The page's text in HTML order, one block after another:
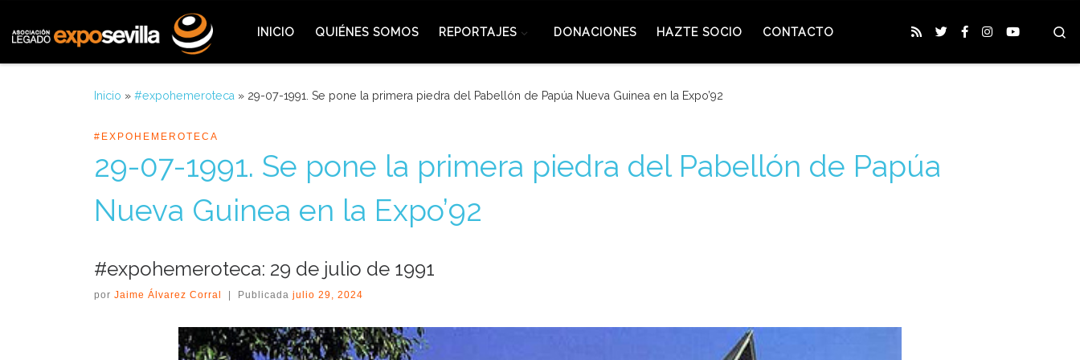
INICIO QUIÉNES SOMOS REPORTAJES DONACIONES HAZTE SOCIO CONTACTO
Inicio » #expohemeroteca » 29-07-1991. Se pone la primera piedra del Pabellón de Papúa Nueva Guinea en la Expo’92
#EXPOHEMEROTECA
29-07-1991. Se pone la primera piedra del Pabellón de Papúa
Nueva Guinea en la Expo’92
#expohemeroteca: 29 de julio de 1991
por Jaime Álvarez Corral | Publicada julio 29, 2024